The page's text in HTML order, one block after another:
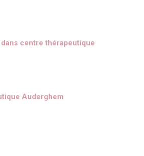
centre thérapeutique
Auderghem